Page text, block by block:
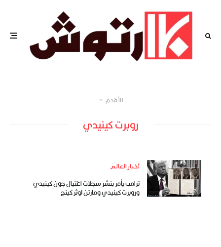
الأقدم
روبرت كينيدي
أخبار العالم
ترامب يأمر بنشر سجلات اغتيال جون كينيدي
وروبرت كينيدي ومارتن لوثر كينج